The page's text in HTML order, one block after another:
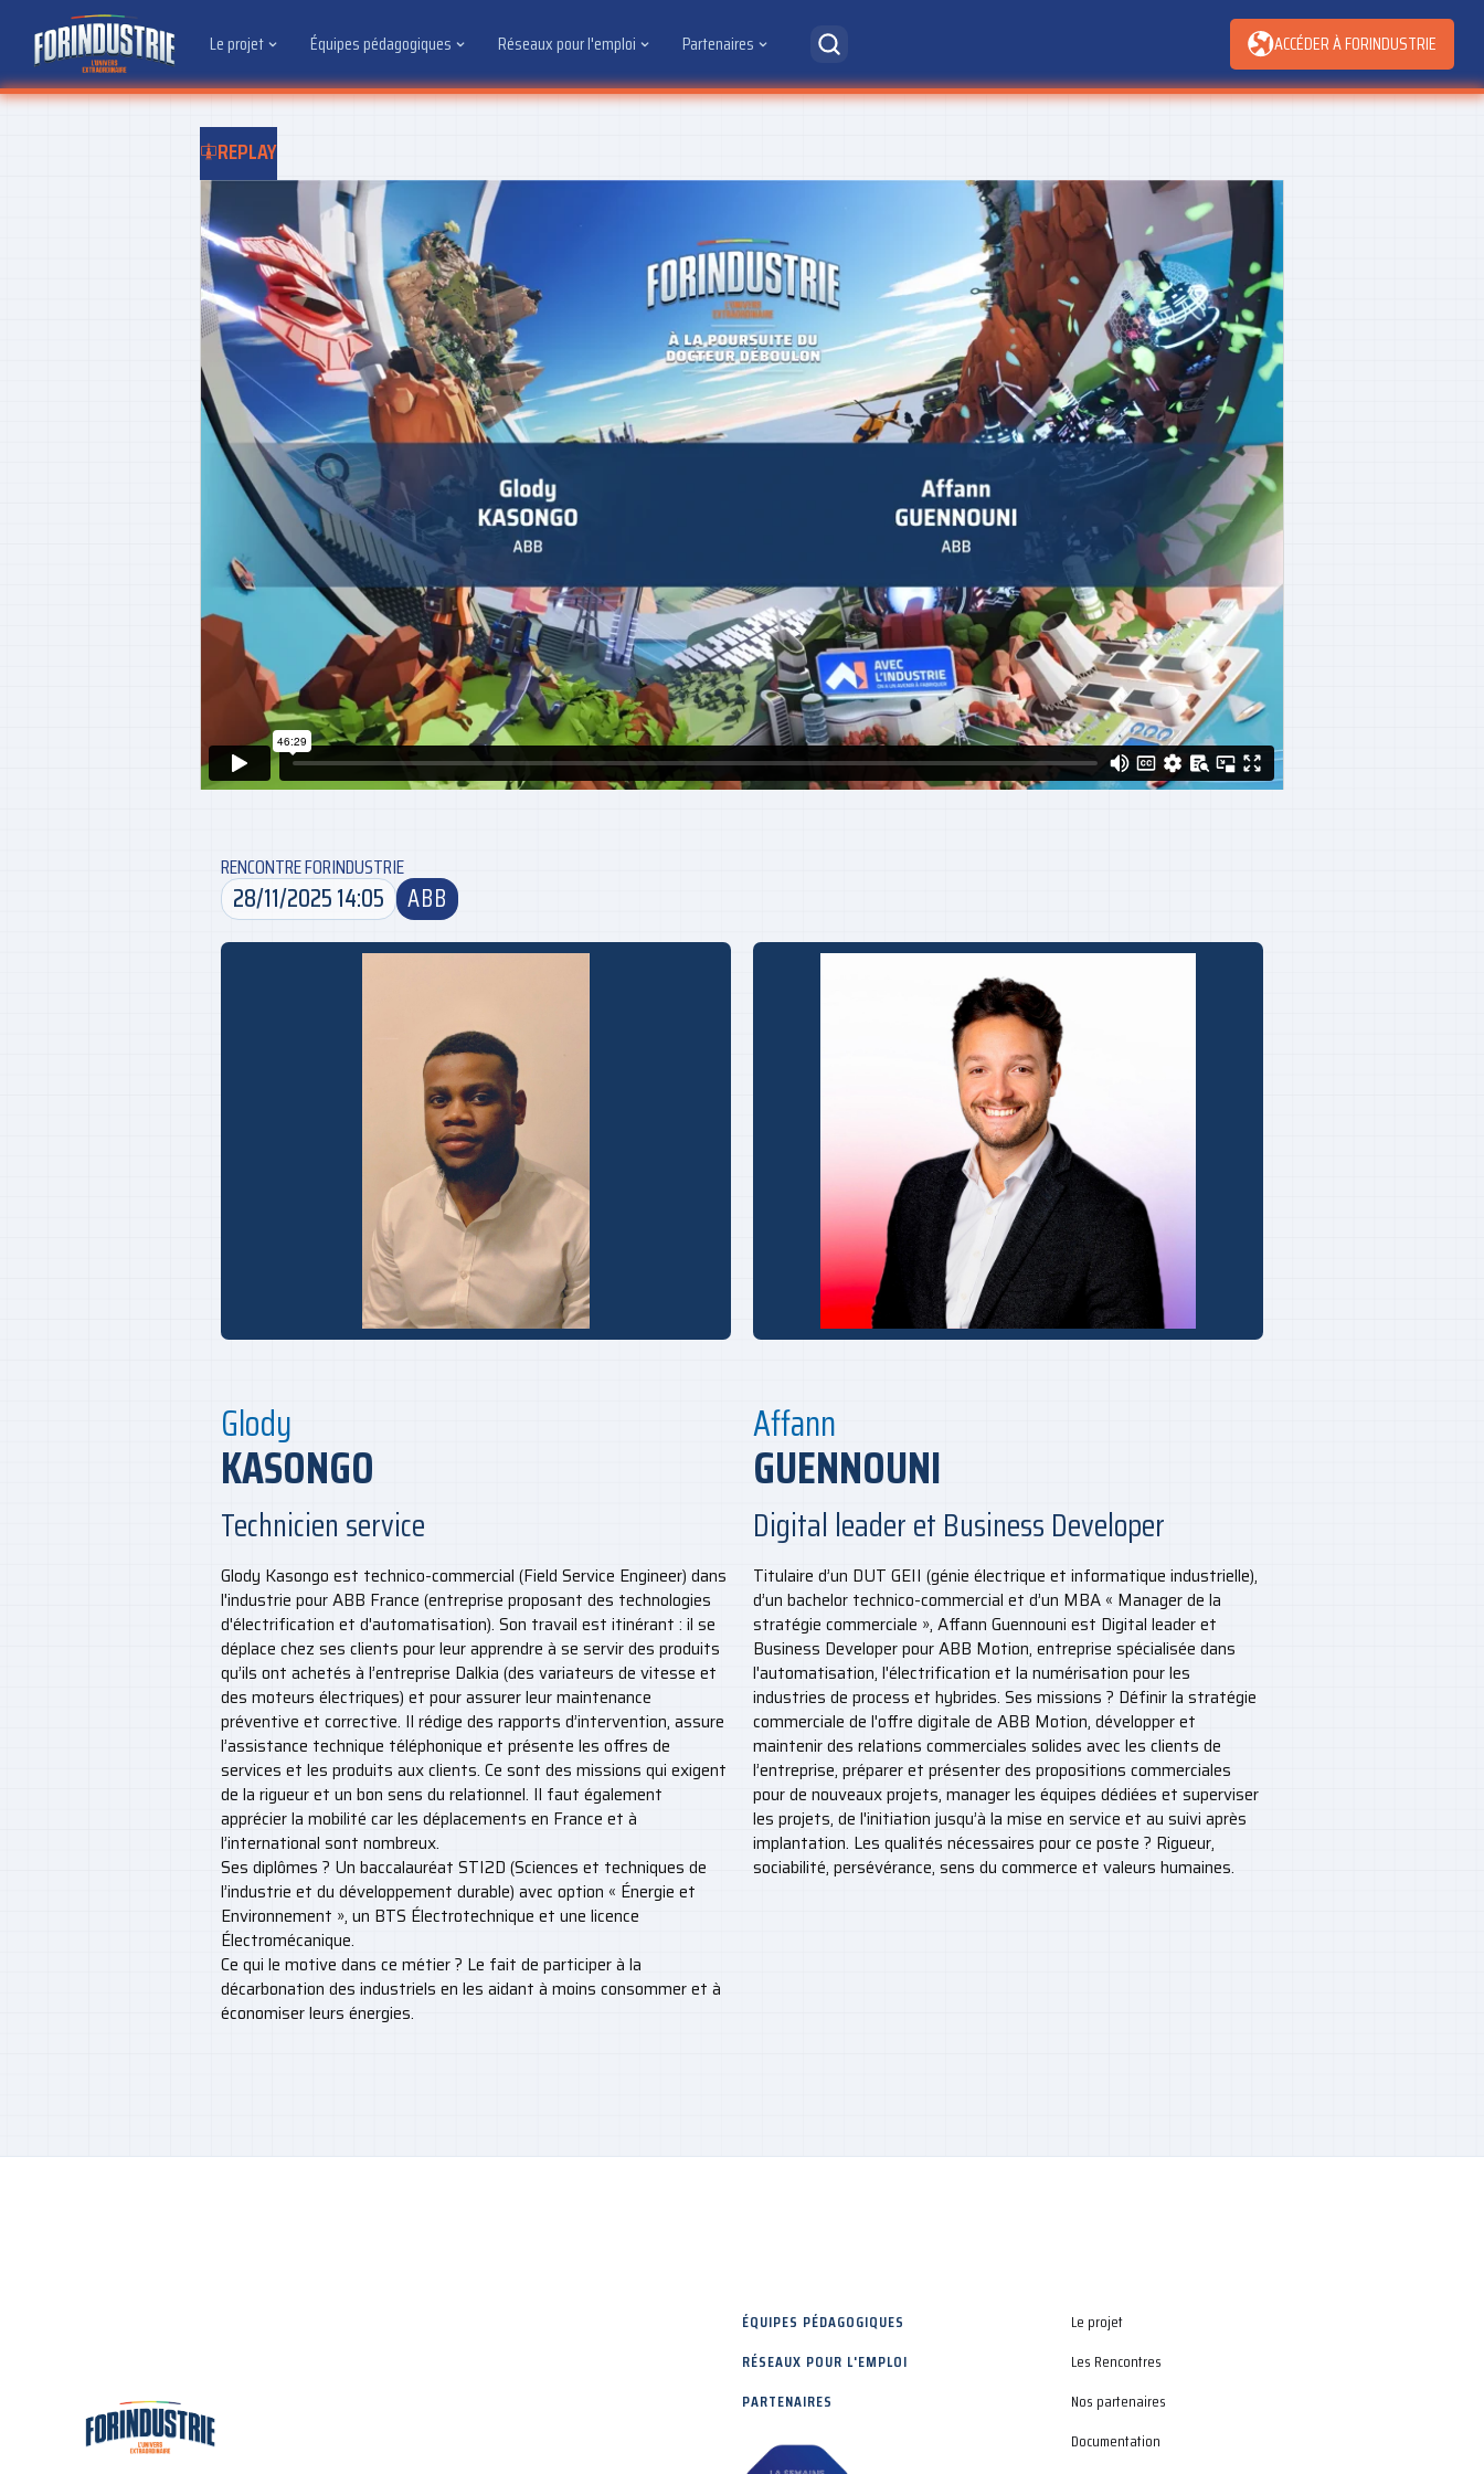
Le projet Équipes pédagogiques Réseaux pour l'emploi Partenaires ACCÉDER À FORINDUSTRIE
REPLAY
RENCONTRE FORINDUSTRIE
28/11/2025 14:05 ABB
Glody
KASONGO
Technicien service
Glody Kasongo est technico-commercial (Field Service Engineer) dans
l'industrie pour ABB France (entreprise proposant des technologies
d'électrification et d'automatisation). Son travail est itinérant : il se
déplace chez ses clients pour leur apprendre à se servir des produits
qu’ils ont achetés à l’entreprise Dalkia (des variateurs de vitesse et
des moteurs électriques) et pour assurer leur maintenance
préventive et corrective. Il rédige des rapports d’intervention, assure
l’assistance technique téléphonique et présente les offres de
services et les produits aux clients. Ce sont des missions qui exigent
de la rigueur et un bon sens du relationnel. Il faut également
apprécier la mobilité car les déplacements en France et à
l’international sont nombreux.
Ses diplômes ? Un baccalauréat STI2D (Sciences et techniques de
l’industrie et du développement durable) avec option « Énergie et
Environnement », un BTS Électrotechnique et une licence
Électromécanique.
Ce qui le motive dans ce métier ? Le fait de participer à la
décarbonation des industriels en les aidant à moins consommer et à
économiser leurs énergies.
Affann
GUENNOUNI
Digital leader et Business Developer
Titulaire d’un DUT GEII (génie électrique et informatique industrielle),
d’un bachelor technico-commercial et d’un MBA « Manager de la
stratégie commerciale », Affann Guennouni est Digital leader et
Business Developer pour ABB Motion, entreprise spécialisée dans
l'automatisation, l'électrification et la numérisation pour les
industries de process et hybrides. Ses missions ? Définir la stratégie
commerciale de l'offre digitale de ABB Motion, développer et
maintenir des relations commerciales solides avec les clients de
l’entreprise, préparer et présenter des propositions commerciales
pour de nouveaux projets, manager les équipes dédiées et superviser
les projets, de l'initiation jusqu’à la mise en service et au suivi après
implantation. Les qualités nécessaires pour ce poste ? Rigueur,
sociabilité, persévérance, sens du commerce et valeurs humaines.
ÉQUIPES PÉDAGOGIQUES
RÉSEAUX POUR L'EMPLOI
PARTENAIRES
Le projet
Les Rencontres
Nos partenaires
Documentation